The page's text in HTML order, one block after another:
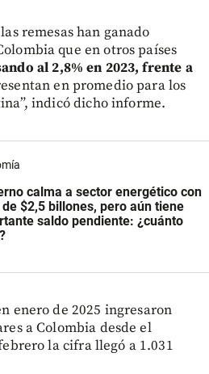
remesas han ganado
que en otros países
al 2,8% en 2023, frente a
en promedio para los
indicó dicho informe.
calma a sector energético con
$2,5 billones, pero aún tiene
saldo pendiente: ¿cuánto
enero de 2025 ingresaron
a Colombia desde el
la cifra llegó a 1.031